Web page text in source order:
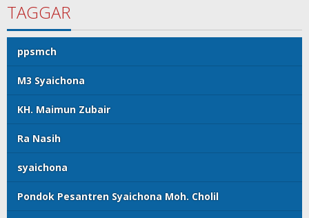
TAGGAR
ppsmch
M3 Syaichona
KH. Maimun Zubair
Ra Nasih
syaichona
Pondok Pesantren Syaichona Moh. Cholil